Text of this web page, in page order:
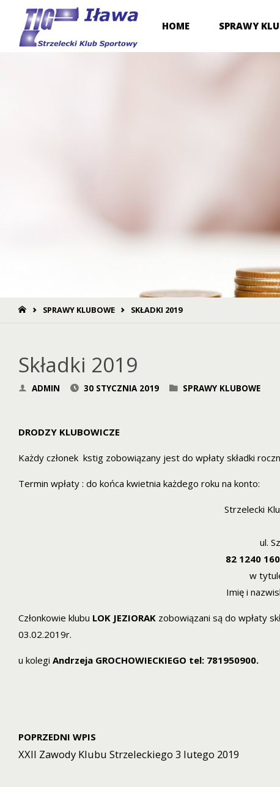
HOME SPRAWY
STRONA
SPRAWY KLUBOWE SKŁADKI 2019
Składki 2019
ADMIN 30 STYCZNIA 2019 SPRAWY KLUBOWE
DRODZY KLUBOWICZE
Każdy członek kstig zobowiązany jest do wpłaty składki
Termin wpłaty : do końca kwietnia każdego roku na konto:
Strzelecki
ul.
82 1240
w
Imię i
Członkowie klubu LOK JEZIORAK zobowiązani są do wpłaty
03.02.2019r.
u kolegi Andrzeja GROCHOWIECKIEGO tel: 781950900.
POPRZEDNI WPIS
XXII Zawody Klubu Strzeleckiego 3 lutego 2019